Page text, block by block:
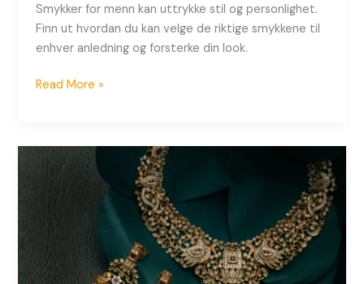
Smykker for menn kan uttrykke stil og personlighet.
Finn ut hvordan du kan velge de riktige smykkene til
enhver anledning og forsterke din look.
Read More »
Smykkeinspirert
Design:
Du
Må
Vite